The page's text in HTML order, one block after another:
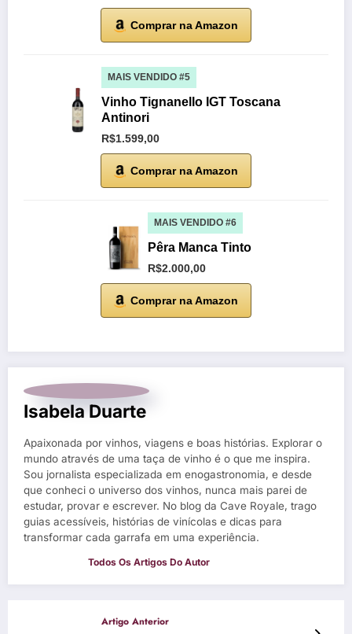
Comprar na Amazon
MAIS VENDIDO #5
Vinho Tignanello IGT Toscana
Antinori
R$1.599,00
Comprar na Amazon
MAIS VENDIDO #6
Pêra Manca Tinto
R$2.000,00
Comprar na Amazon
Isabela Duarte
Apaixonada por vinhos, viagens e boas histórias. Explorar o
mundo através de uma taça de vinho é o que me inspira.
Sou jornalista especializada em enogastronomia, e desde
que conheci o universo dos vinhos, nunca mais parei de
estudar, provar e escrever. No blog da Cave Royale, trago
guias acessíveis, histórias de vinícolas e dicas para
transformar cada garrafa em uma experiência.